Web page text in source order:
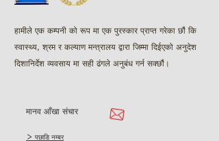
हामीले एक कम्पनी को रूप मा एक पुरस्कार प्राप्त गरेका छौं कि
स्वास्थ्य, श्रम र कल्याण मन्त्रालय द्वारा जिम्मा दिईएको अनुदेश
दिशानिर्देश व्यवसाय मा सही ढंगले अनुबंध गर्न सक्छौं।
मानव आँखा संचार
＞ पछाडि नम्बर